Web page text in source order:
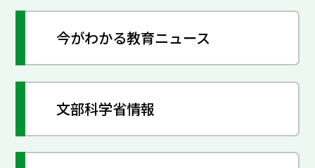
今がわかる教育ニュース
文部科学省情報